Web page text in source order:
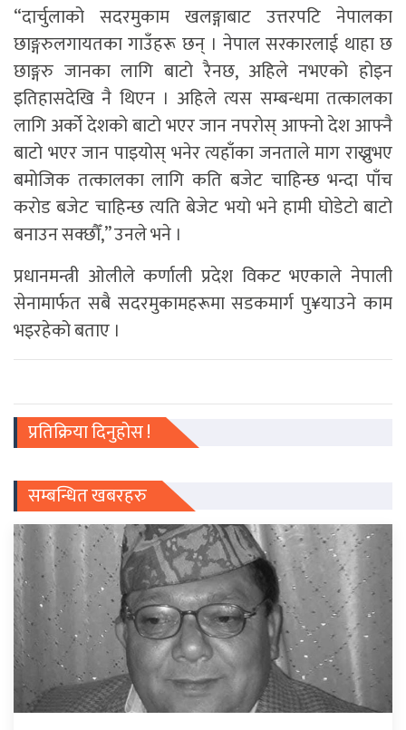
“दार्चुलाको सदरमुकाम खलङ्गाबाट उत्तरपटि नेपालका
छाङ्गरुलगायतका गाउँहरू छन् । नेपाल सरकारलाई थाहा छ
छाङ्गरु जानका लागि बाटो रैनछ, अहिले नभएको होइन
इतिहासदेखि नै थिएन । अहिले त्यस सम्बन्धमा तत्कालका
लागि अर्को देशको बाटो भएर जान नपरोस् आफ्नो देश आफ्नै
बाटो भएर जान पाइयोस् भनेर त्यहाँका जनताले माग राख्नुभए
बमोजिक तत्कालका लागि कति बजेट चाहिन्छ भन्दा पाँच
करोड बजेट चाहिन्छ त्यति बेजेट भयो भने हामी घोडेटो बाटो
बनाउन सक्छौँ,” उनले भने ।
प्रधानमन्त्री ओलीले कर्णाली प्रदेश विकट भएकाले नेपाली
सेनामार्फत सबै सदरमुकामहरूमा सडकमार्ग पु¥याउने काम
भइरहेको बताए ।
प्रतिक्रिया दिनुहोस !
सम्बन्धित खबरहरु